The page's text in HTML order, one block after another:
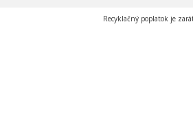
Recyklačný poplatok je